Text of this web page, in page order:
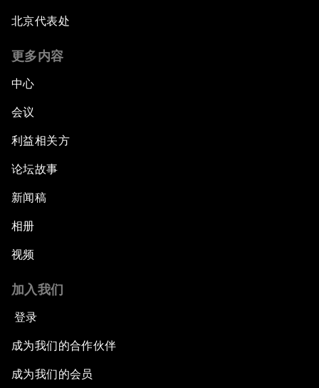
北京代表处
更多内容
中心
会议
利益相关方
论坛故事
新闻稿
相册
视频
加入我们
登录
成为我们的合作伙伴
成为我们的会员